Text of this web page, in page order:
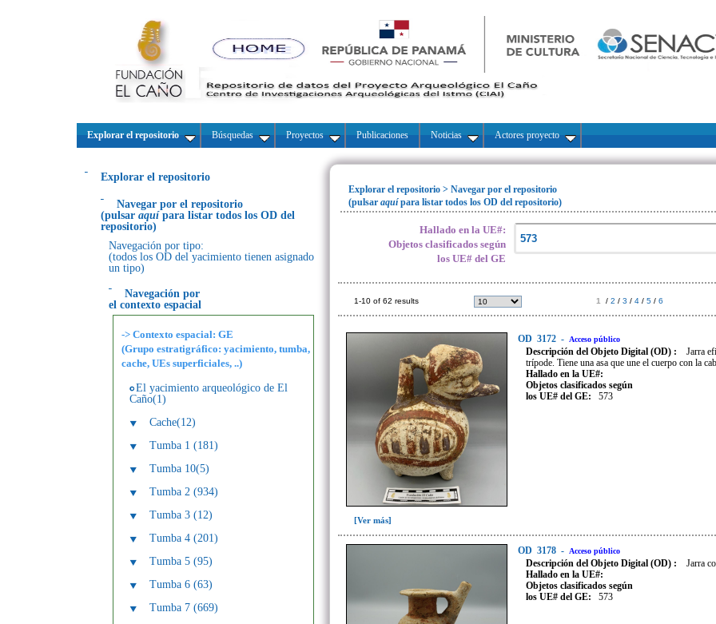
Explorar el repositorio Búsquedas Proyectos Publicaciones Noticias Actores proyecto
Explorar el repositorio
Navegar por el repositorio
(pulsar aquí para listar todos los OD del
repositorio)
Navegación por tipo:
(todos los OD del yacimiento tienen asignado
un tipo)
Navegación por
el contexto espacial
-> Contexto espacial: GE
(Grupo estratigráfico: yacimiento, tumba,
cache, UEs superficiales, ..)
El yacimiento arqueológico de El
Caño(1)
Cache(12)
Tumba 1 (181)
Tumba 10(5)
Tumba 2 (934)
Tumba 3 (12)
Tumba 4 (201)
Tumba 5 (95)
Tumba 6 (63)
Tumba 7 (669)
Explorar el repositorio > Navegar por el repositorio
(pulsar aquípara listar todos los OD del repositorio)
Hallado en la UE#:
Objetos clasificados según
los UE# del GE
1-10 of 62 results 1 / 2 / 3 / 4 / 5 / 6
OD 3172 - Acceso público
Descripción del Objeto Digital (OD) :
Jarra
trípode. Tiene una asa que une el cuerpo con la
Hallado en la UE#:
Objetos clasificados según
los UE# del GE:
573
[Ver más]
OD 3178 - Acceso público
Descripción del Objeto Digital (OD) :
Jarra
Hallado en la UE#:
Objetos clasificados según
los UE# del GE:
573